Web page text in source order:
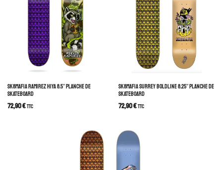
SK8MAFIA RAMIREZ HIYA 8.5″ PLANCHE DE
SKATEBOARD
72,90€TTC
SK8MAFIA SURREY BOLDLINE 8.25″ PLANCHE DE
SKATEBOARD
72,90€TTC